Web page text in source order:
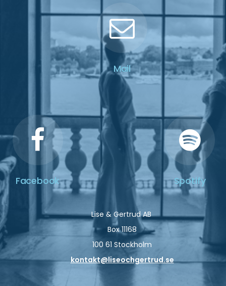
Mail
Facebook Spotify
Lise & Gertrud AB
Box 11168
100 61 Stockholm
kontakt@liseochgertrud.se